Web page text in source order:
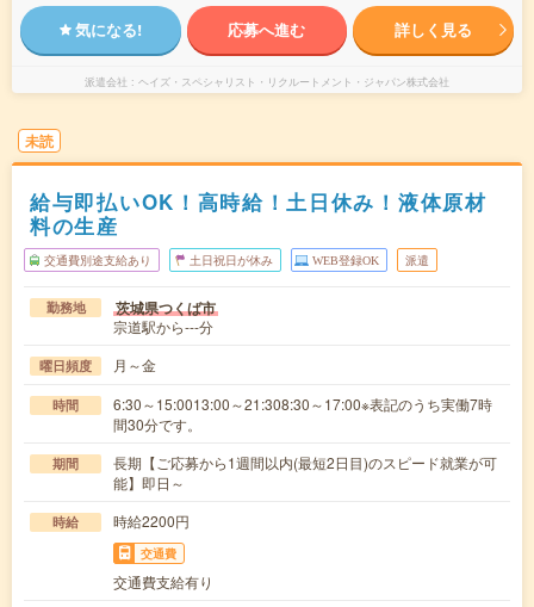
気になる! 応募へ進む 詳しく見る
派遣会社 ヘイズ・スペシャリスト・リクルートメント・ジャパン株式会社
未読
給与即払いOK！高時給！土日休み！液体原材
料の生産
交通費別途支給あり 土日祝日が休み WEB登録OK 派遣
勤務地 茨城県つくば市
宗道駅から---分
曜日頻度 月～金
時間
6:30～15:0013:00～21:308:30～17:00※表記のうち実働7時
間30分です。
期間
長期【ご応募から1週間以内(最短2日目)のスピード就業が可
能】即日～
時給 時給2200円
交通費
交通費支給有り